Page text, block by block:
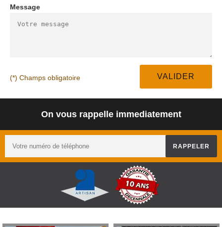
Message
(*) Champs obligatoire
On vous rappelle immediatement